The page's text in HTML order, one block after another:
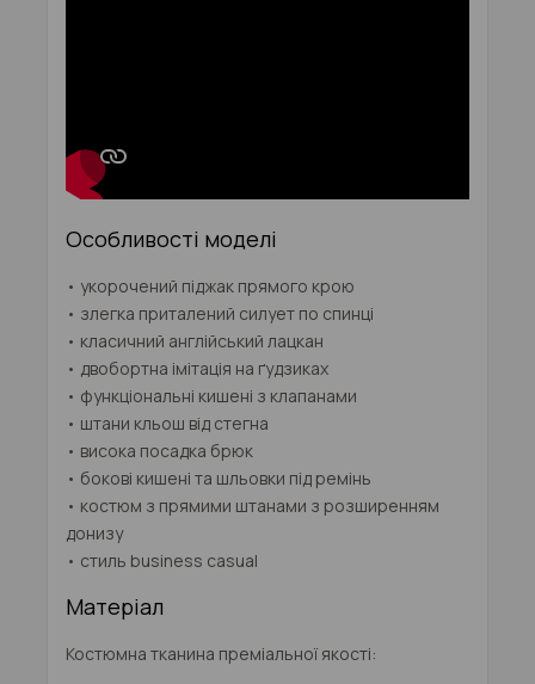
Особливості моделі
• укорочений піджак прямого крою
• злегка приталений силует по спинці
• класичний англійський лацкан
• двобортна імітація на ґудзиках
• функціональні кишені з клапанами
• штани кльош від стегна
• висока посадка брюк
• бокові кишені та шльовки під ремінь
• костюм з прямими штанами з розширенням
донизу
• стиль business casual
Матеріал
Костюмна тканина преміальної якості: